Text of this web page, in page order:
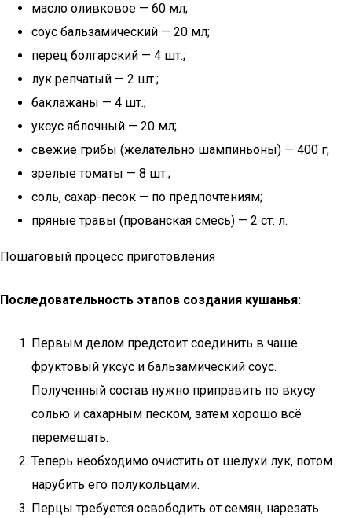
масло оливковое — 60 мл;
соус бальзамический — 20 мл;
перец болгарский — 4 шт.;
лук репчатый — 2 шт.;
баклажаны — 4 шт.;
уксус яблочный — 20 мл;
свежие грибы (желательно шампиньоны) — 400 г;
зрелые томаты — 8 шт.;
соль, сахар-песок — по предпочтениям;
пряные травы (прованская смесь) — 2 ст. л.
Пошаговый процесс приготовления
Последовательность этапов создания кушанья:
Первым делом предстоит соединить в чаше
фруктовый уксус и бальзамический соус.
Полученный состав нужно приправить по вкусу
солью и сахарным песком, затем хорошо всё
перемешать.
Теперь необходимо очистить от шелухи лук, потом
нарубить его полукольцами.
Перцы требуется освободить от семян, нарезать